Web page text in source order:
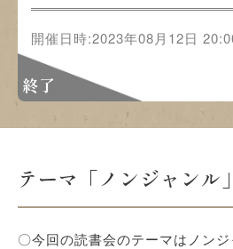
終了
開催日時:2023年08月12日
テーマ「ノンジャンル」
〇今回の読書会のテーマはノン